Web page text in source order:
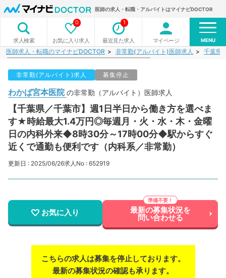
医師の求人・転職・アルバイトはマイナビDOCTOR
求人検索 お気に入り求人
0
最近見た求人
1
マイページ MENU
医師求人・転職のマイナビDOCTOR 非常勤(アルバイト)医師求人 千葉県
非常勤(アルバイト)求人 募集停止
わかば宮本医院の非常勤（アルバイト）医師求人
【千葉県／千葉市】週1日半日から働き方を選べま
す★時給最大1.4万円◎毎週月・火・水・木・金曜
日の内科外来◆8時30分～17時00分◆駅からすぐ
近くで通勤も便利です（内科系／非常勤）
更新日 : 2025/06/26求人No : 652919
お気に入り 最新の募集状況を
問い合わせる
こちらの求人は募集を停止しております。
最新の募集状況の確認も承ります。